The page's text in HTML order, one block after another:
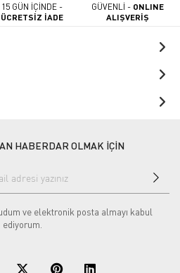
15 GÜN İÇİNDE -
ÜCRETSİZ İADE
GÜVENLİ - ONLINE
ALIŞVERİŞ
HABERDAR OLMAK İÇİN
ve elektronik posta almayı kabul
ediyorum.